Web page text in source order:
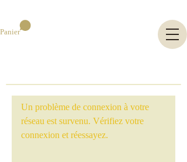
Panier
Un problème de connexion à votre
réseau est survenu. Vérifiez votre
connexion et réessayez.